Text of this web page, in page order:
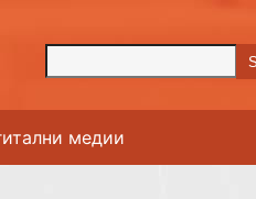
медии